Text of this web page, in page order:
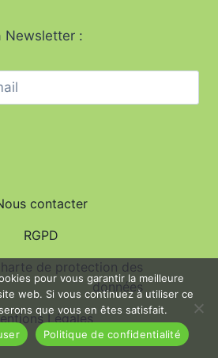
Newsletter :
contacter
RGPD
de protection des
données
Légales
pour vous garantir la meilleure
web. Si vous continuez à utiliser ce
que vous en êtes satisfait.
Politique de confidentialité